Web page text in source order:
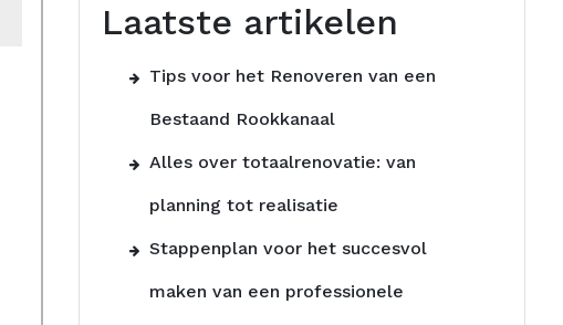
Laatste artikelen
Tips voor het Renoveren van een
Bestaand Rookkanaal
Alles over totaalrenovatie: van
planning tot realisatie
Stappenplan voor het succesvol
maken van een professionele